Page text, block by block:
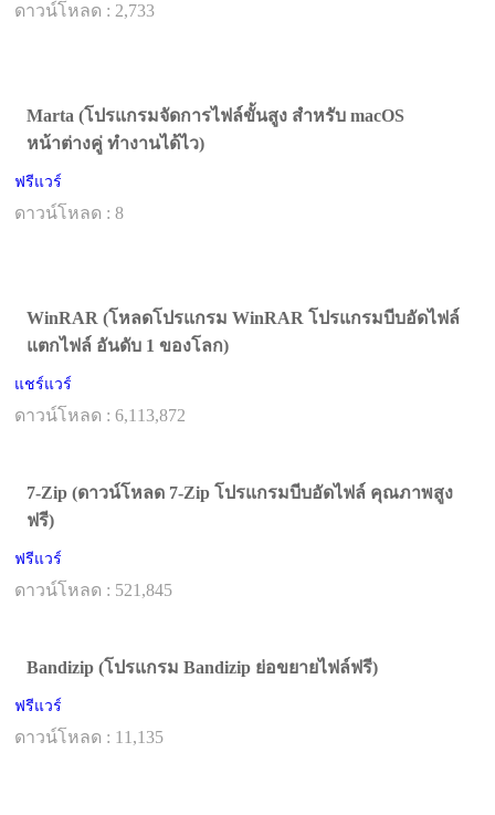
ดาวน์โหลด : 2,733
Marta (โปรแกรมจัดการไฟล์ขั้นสูง สำหรับ macOS
หน้าต่างคู่ ทำงานได้ไว)
ฟรีแวร์
ดาวน์โหลด : 8
WinRAR (โหลดโปรแกรม WinRAR โปรแกรมบีบอัดไฟล์
แตกไฟล์ อันดับ 1 ของโลก)
แชร์แวร์
ดาวน์โหลด : 6,113,872
7-Zip (ดาวน์โหลด 7-Zip โปรแกรมบีบอัดไฟล์ คุณภาพสูง
ฟรี)
ฟรีแวร์
ดาวน์โหลด : 521,845
Bandizip (โปรแกรม Bandizip ย่อขยายไฟล์ฟรี)
ฟรีแวร์
ดาวน์โหลด : 11,135